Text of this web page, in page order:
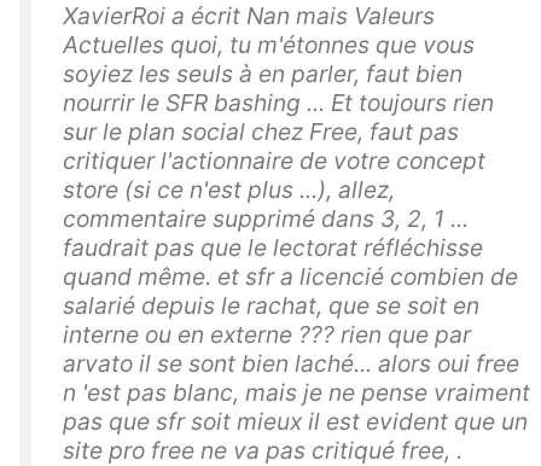
XavierRoi a écrit Nan mais Valeurs
Actuelles quoi, tu m'étonnes que vous
soyiez les seuls à en parler, faut bien
nourrir le SFR bashing ... Et toujours rien
sur le plan social chez Free, faut pas
critiquer l'actionnaire de votre concept
store (si ce n'est plus ...), allez,
commentaire supprimé dans 3, 2, 1 ...
faudrait pas que le lectorat réfléchisse
quand même. et sfr a licencié combien de
salarié depuis le rachat, que se soit en
interne ou en externe ??? rien que par
arvato il se sont bien laché... alors oui free
n 'est pas blanc, mais je ne pense vraiment
pas que sfr soit mieux il est evident que un
site pro free ne va pas critiqué free, .